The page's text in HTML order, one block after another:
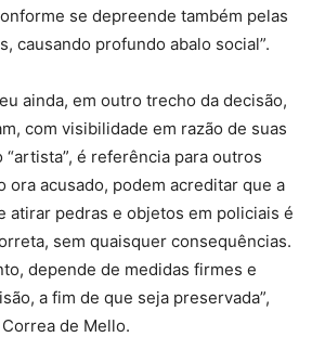
se depreende também pelas
causando profundo abalo social”.
ainda, em outro trecho da decisão,
com visibilidade em razão de suas
é referência para outros
ora acusado, podem acreditar que a
atirar pedras e objetos em policiais é
sem quaisquer consequências.
depende de medidas firmes e
a fim de que seja preservada”,
de Mello.